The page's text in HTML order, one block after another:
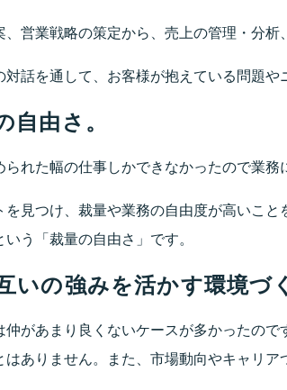
営業戦略の策定から、売上の管理・分
話を通して、お客様が抱えている問題
自由さ。
れた幅の仕事しかできなかったので業
見つけ、裁量や業務の自由度が高いこ
う「裁量の自由さ」です。
いの強みを活かす環境づ
があまり良くないケースが多かったの
ありません。また、市場動向やキャリ